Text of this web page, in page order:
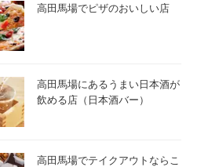
高田馬場でピザのおいしい店
高田馬場にあるうまい日本酒が
飲める店（日本酒バー）
高田馬場でテイクアウトならこ